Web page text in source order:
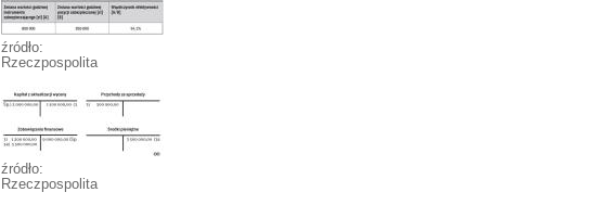
źródło:
Rzeczpospolita
źródło:
Rzeczpospolita